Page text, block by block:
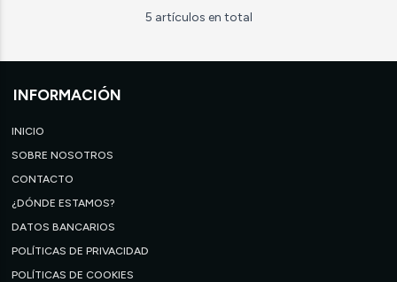
5 artículos en total
INFORMACIÓN
INICIO
SOBRE NOSOTROS
CONTACTO
¿DÓNDE ESTAMOS?
DATOS BANCARIOS
POLÍTICAS DE PRIVACIDAD
POLÍTICAS DE COOKIES